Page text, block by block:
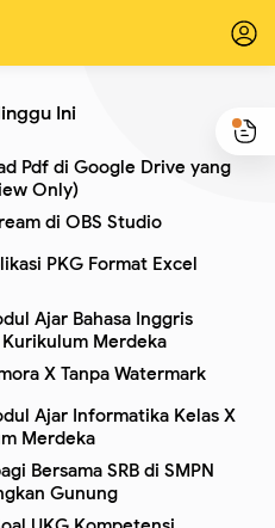
Ini
Pdf di Google Drive yang
Only)
di OBS Studio
PKG Format Excel
Ajar Bahasa Inggris
Kurikulum Merdeka
X Tanpa Watermark
Ajar Informatika Kelas X
Merdeka
Bersama SRB di SMPN
Gunung